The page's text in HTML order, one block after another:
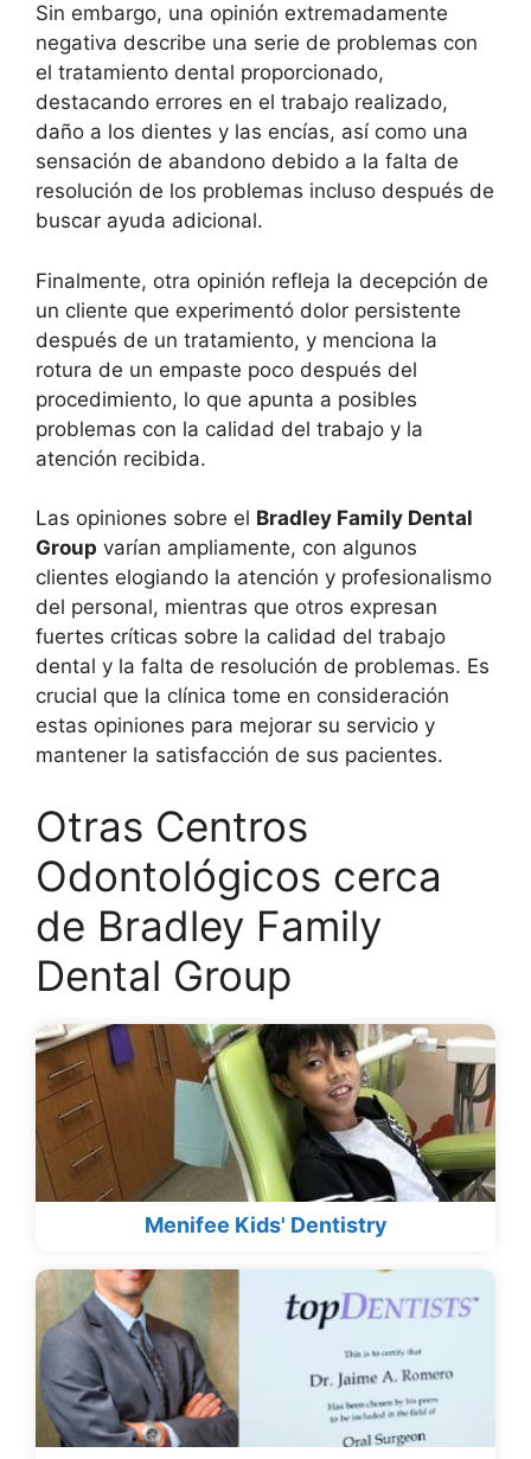
Sin embargo, una opinión extremadamente
negativa describe una serie de problemas con
el tratamiento dental proporcionado,
destacando errores en el trabajo realizado,
daño a los dientes y las encías, así como una
sensación de abandono debido a la falta de
resolución de los problemas incluso después de
buscar ayuda adicional.
Finalmente, otra opinión refleja la decepción de
un cliente que experimentó dolor persistente
después de un tratamiento, y menciona la
rotura de un empaste poco después del
procedimiento, lo que apunta a posibles
problemas con la calidad del trabajo y la
atención recibida.
Las opiniones sobre el Bradley Family Dental
Group varían ampliamente, con algunos
clientes elogiando la atención y profesionalismo
del personal, mientras que otros expresan
fuertes críticas sobre la calidad del trabajo
dental y la falta de resolución de problemas. Es
crucial que la clínica tome en consideración
estas opiniones para mejorar su servicio y
mantener la satisfacción de sus pacientes.
Otras Centros
Odontológicos cerca
de Bradley Family
Dental Group
Menifee Kids' Dentistry